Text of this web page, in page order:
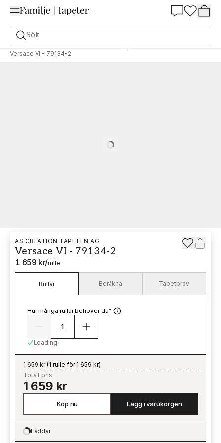
Sök
Tapeter Varumärken AS Creation Tapeten AG Versace VI
Versace VI - 79134-2
Loading…
AS CREATION TAPETEN AG
Versace VI - 79134-2
1 659 kr/rulle
Rullar Beräkna Tapetprov
Hur många rullar behöver du?
Loading
1 659 kr(1 rulle för 1 659 kr)
Totalt pris
1 659 kr
Köp nu Lägg i varukorgen
Loading…
Laddar